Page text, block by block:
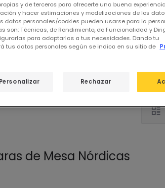
Pie
de Mesa Nórdicas
y de terceros para ofrecerte una buena
y hacer estimaciones y modelizaciones de los
datos personales/cookies pueden usarse para la
son: Técnicas, de Rendimiento, de Funcionalidad y
para adaptarlas a tus necesidades. Dando tu
tus datos personales según se indica en su sitio de
Rechazar
Personalizar